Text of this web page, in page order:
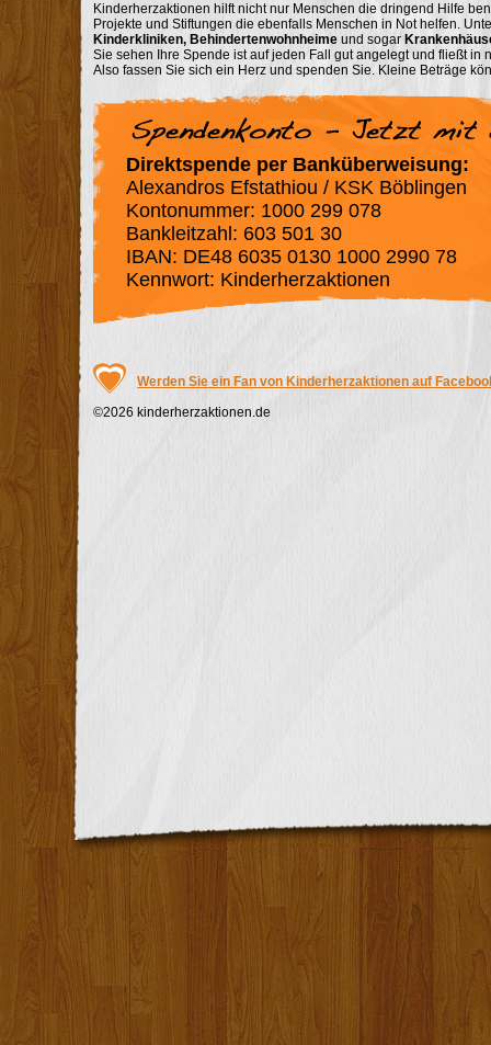
Kinderherzaktionen hilft nicht nur Menschen die dringend Hilfe
Projekte und Stiftungen die ebenfalls Menschen in Not helfen.
Kinderkliniken, Behindertenwohnheime und sogar
Sie sehen Ihre Spende ist auf jeden Fall gut angelegt und fließt in
Also fassen Sie sich ein Herz und spenden Sie. Kleine Beträge
Direktspende per Banküberweisung:
Alexandros Efstathiou / KSK Böblingen
Kontonummer: 1000 299 078
Bankleitzahl: 603 501 30
IBAN: DE48 6035 0130 1000 2990 78
Kennwort: Kinderherzaktionen
Werden Sie ein Fan von Kinderherzaktionen auf
©2026 kinderherzaktionen.de